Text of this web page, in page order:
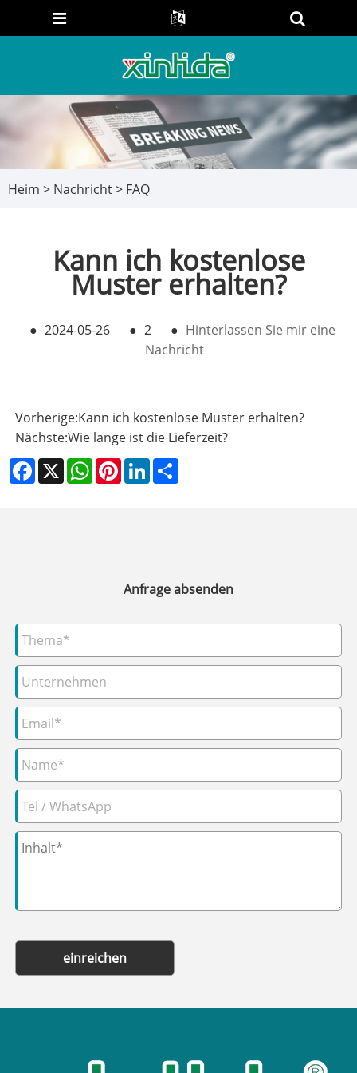
Heim > Nachricht> FAQ
Kann ich kostenlose
Muster erhalten?
● 2024-05-26 ● 2 ● Hinterlassen Sie mir eine
Nachricht
Vorherige:Kann ich kostenlose Muster erhalten?
Nächste:Wie lange ist die Lieferzeit?
Facebook
X WhatsApp
PinterestLinkedIn
Anfrage absenden
einreichen